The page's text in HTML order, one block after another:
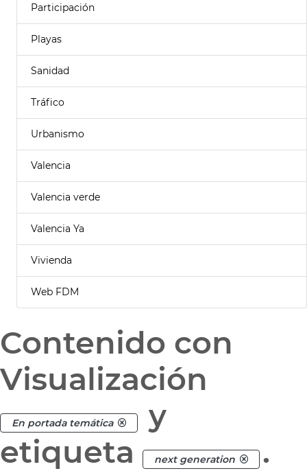
Participación
Playas
Sanidad
Tráfico
Urbanismo
Valencia
Valencia verde
Valencia Ya
Vivienda
Web FDM
Contenido con
Visualización
En portada temática
y
etiqueta
next generation .